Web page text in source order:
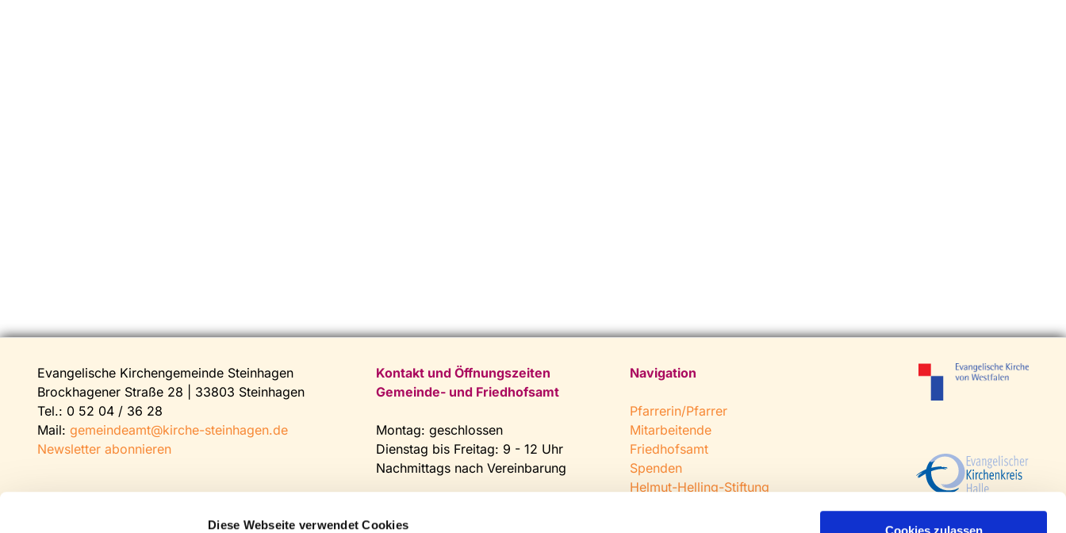
Diese Webseite verwendet Cookies
Evangelische Kirchengemeinde Steinhagen
Brockhagener Straße 28 | 33803 Steinhagen
Tel.: 0 52 04 / 36 28
Mail: gemeindeamt@kirche-steinhagen.de
Newsletter abonnieren
Kontakt und Öffnungszeiten
Gemeinde- und Friedhofsamt
Montag: geschlossen
Dienstag bis Freitag: 9 - 12 Uhr
Nachmittags nach Vereinbarung
Fax: 0 52 04 / 25 65
Navigation
Pfarrerin/Pfarrer
Mitarbeitende
Friedhofsamt
Spenden
Helmut-Helling-Stiftung